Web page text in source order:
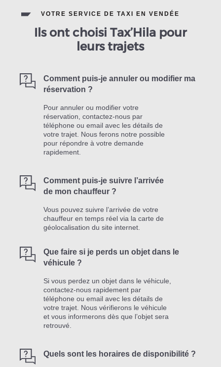
VOTRE SERVICE DE TAXI EN VENDÉE
Ils ont choisi Tax’Hila pour
leurs trajets
Comment puis-je annuler ou modifier ma
réservation ?
Pour annuler ou modifier votre
réservation, contactez-nous par
téléphone ou email avec les détails de
votre trajet. Nous ferons notre possible
pour répondre à votre demande
rapidement.
Comment puis-je suivre l’arrivée
de mon chauffeur ?
Vous pouvez suivre l’arrivée de votre
chauffeur en temps réel via la carte de
géolocalisation du site internet.
Que faire si je perds un objet dans le
véhicule ?
Si vous perdez un objet dans le véhicule,
contactez-nous rapidement par
téléphone ou email avec les détails de
votre trajet. Nous vérifierons le véhicule
et vous informerons dès que l’objet sera
retrouvé.
Quels sont les horaires de disponibilité ?